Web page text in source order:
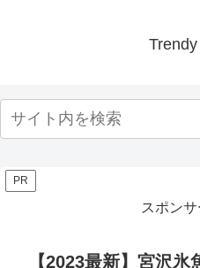
PR
スポン
【2023最新】宮沢